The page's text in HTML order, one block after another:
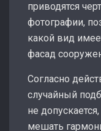
приводятся
фотографии,
какой вид
фасад
Согласно
случайный
не
мешать